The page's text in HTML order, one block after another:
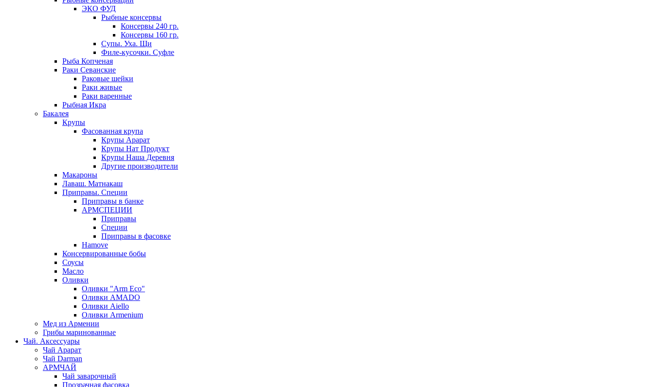
ЭКО ФУД
Рыбные консервы
Консервы 240 гр.
Консервы 160 гр.
Супы. Уха. Щи
Филе-кусочки. Суфле
Рыба Копченая
Раки Севанские
Раковые шейки
Раки живые
Раки варенные
Рыбная Икра
Бакалея
Крупы
Фасованная крупа
Крупы Арарат
Крупы Нат Продукт
Крупы Наша Деревня
Другие производители
Макароны
Лаваш. Матнакаш
Приправы. Специи
Приправы в банке
АРМСПЕЦИИ
Приправы
Специи
Приправы в фасовке
Hamove
Консервированные бобы
Соусы
Масло
Оливки
Оливки "Arm Eco"
Оливки AMADO
Оливки Aiello
Оливки Armenium
Мед из Армении
Грибы маринованные
Чай. Аксессуары
Чай Арарат
Чай Darman
АРМЧАЙ
Чай заварочный
Прозрачная фасовка